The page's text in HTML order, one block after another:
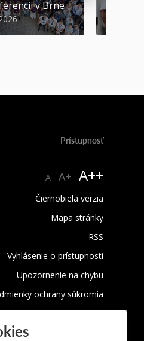
v Brne
Prístupnosť
A A+ A++
Čiernobiela verzia
Mapa stránky
RSS
Vyhlásenie o prístupnosti
Upozornenie na chybu
ochrany súkromia
Využívanie cookies
protispoločenskej